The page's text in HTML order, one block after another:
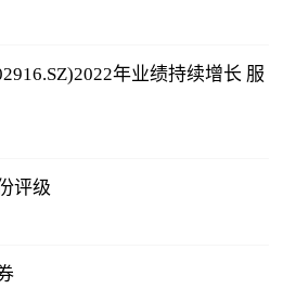
年业绩持续增长 服
评级